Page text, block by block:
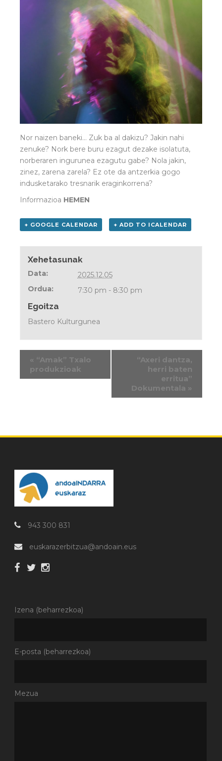
Nor naizen baneki… Zuk ba al dakizu? Jakin nahi
zenuke? Nork bere buru ezagut dezake isolatuta,
norberaren ingurunea ezagutu gabe? Nola jakin,
zinez, zarena zarela? Ez ote da antzerkia gogo
indusketarako tresnarik eraginkorrena?
Informazioa HEMEN
+ GOOGLE CALENDAR + ADD TO ICALENDAR
Xehetasunak
Data:
2025.12.05
Ordua:
7:30 pm - 8:30 pm
Egoitza
Bastero Kulturgunea
« “Amak” Txalo
produkzioak
“Axeri dantza,
herri baten
erritua”
Dokumentala »
943 300 831
euskarazerbitzua@andoain.eus
Izena (beharrezkoa)
E-posta (beharrezkoa)
Mezua